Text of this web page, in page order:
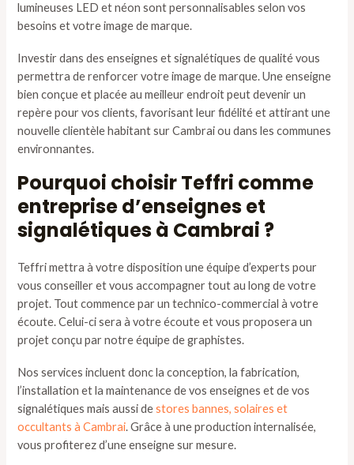
lumineuses LED et néon sont personnalisables selon vos
besoins et votre image de marque.
Investir dans des enseignes et signalétiques de qualité vous
permettra de renforcer votre image de marque. Une enseigne
bien conçue et placée au meilleur endroit peut devenir un
repère pour vos clients, favorisant leur fidélité et attirant une
nouvelle clientèle habitant sur Cambrai ou dans les communes
environnantes.
Pourquoi choisir Teffri comme
entreprise d’enseignes et
signalétiques à Cambrai ?
Teffri mettra à votre disposition une équipe d’experts pour
vous conseiller et vous accompagner tout au long de votre
projet. Tout commence par un technico-commercial à votre
écoute. Celui-ci sera à votre écoute et vous proposera un
projet conçu par notre équipe de graphistes.
Nos services incluent donc la conception, la fabrication,
l’installation et la maintenance de vos enseignes et de vos
signalétiques mais aussi destores bannes, solaires et
occultants à Cambrai. Grâce à une production internalisée,
vous profiterez d’une enseigne sur mesure.